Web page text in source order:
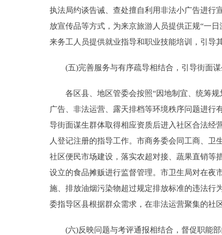
执法局约谈告诫、查处擅自利用非法小广告进行
放宣传品等方式，为来京旅游人员提供正规“一
来务工人员提供就业指导和职业技能培训，引导
(五)完善服务与有序疏导相结合，引导街面谋
各区县、地区管委会按照“因地制宜、统筹规
广告、非法运营、露天排档等环境秩序问题进
导街面谋生群体取得相应资质后进入社区合法经
人登记注册的指导工作。市商务委会同工商、
社区便民市场建设，落实农超对接、蔬果直销等
设立的食品摊贩进行监督管理。市卫生局对在夜
施、排放油烟污染物超过规定排放标准的违法行
委指导区县根据群众需求，在非法运营聚集的社
(六)反映问题与考评通报相结合，督促职能部